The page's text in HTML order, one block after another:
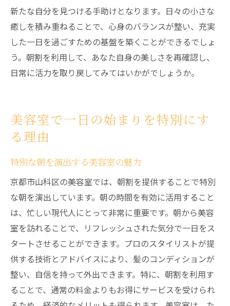
新たな自分を見つける手助けとなります。日々の小さな
癒しを積み重ねることで、心身のバランスが整い、充実
した一日を過ごすための基盤を築くことができるでしょ
う。朝割を利用して、あなた自身の美しさを再確認し、
日常に活力を取り戻してみてはいかがでしょうか。
美容室で一日の始まりを特別にす
る理由
特別な朝を演出する美容室の魅力
京都市山科区の美容室では、朝割を提供することで特別
な朝を演出しています。朝の時間を有効に活用すること
は、忙しい現代人にとって非常に重要です。朝から美容
室を訪れることで、リフレッシュされた気分で一日をス
タートさせることができます。プロのスタイリストが提
供する技術とアドバイスにより、髪のコンディションが
整い、自信を持って外出できます。特に、朝割を利用す
ることで、通常の料金よりもお得にサービスを受けられ